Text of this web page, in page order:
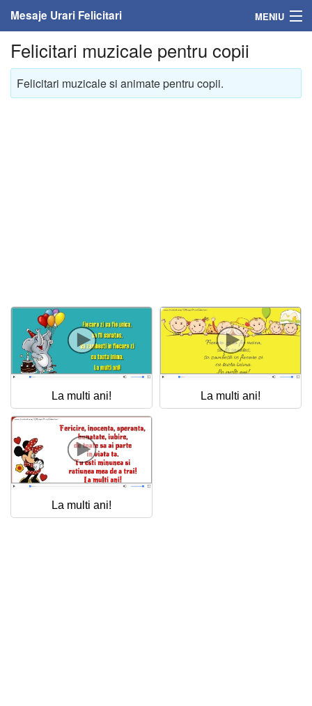
Mesaje Urari Felicitari MENIU
Home
Mesaje
Felicitari zile saptamana
Felicitari muzicale
Felicitari muzicale personalizate
Felicitari animate
Invitatii personalizate
Conecteaza-te
Felicitari muzicale pentru copii
Felicitari muzicale si animate pentru copii.
La multi ani! La multi ani!
La multi ani!